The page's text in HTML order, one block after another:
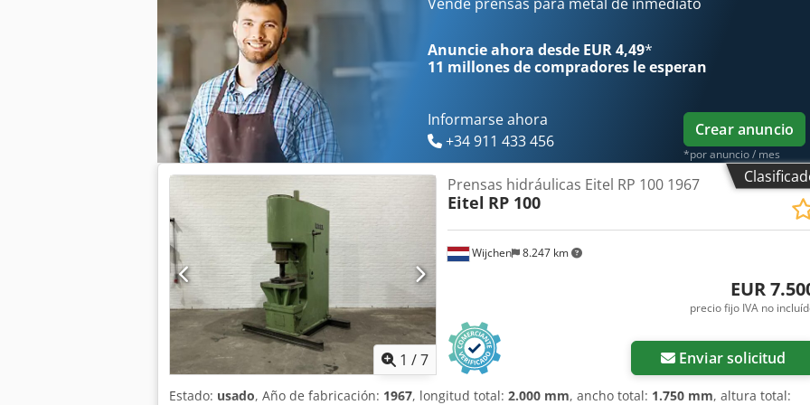
Tensión de conexión: 400 V Frecuencia de red: 60 Hz Dimensiones/peso: Longitud necesaria: 7.500 mm
Ancho necesario: 4.800 mm Altura sobre el suelo: 7.360 mm Altura bajo el suelo: 4.000 mm Peso total
aprox.: 250.000 kg Equipamiento adicional para prensas: Cortina de luz: sí Amortiguación de corte: sí
Dispositivo de sujeción automática de utillajes: sí Protección hidráulica contra sobrecargas: sí Sistema de
transferencia: sí
Anuncie ahora desde EUR 4,49*
11 millones de compradores le esperan
Informarse ahora
+34 911 433 456
Crear anuncio
*por anuncio / mes
1 /7
Wijchen 8.247 km
Prensas hidráulicas Eitel RP 100 1967
Eitel RP 100
EUR
precio fijo IVA no
Enviar solicitud
Estado: usado, Año de fabricación: 1967, longitud total: 2.000 mm, ancho total: 1.750 mm, altura total: